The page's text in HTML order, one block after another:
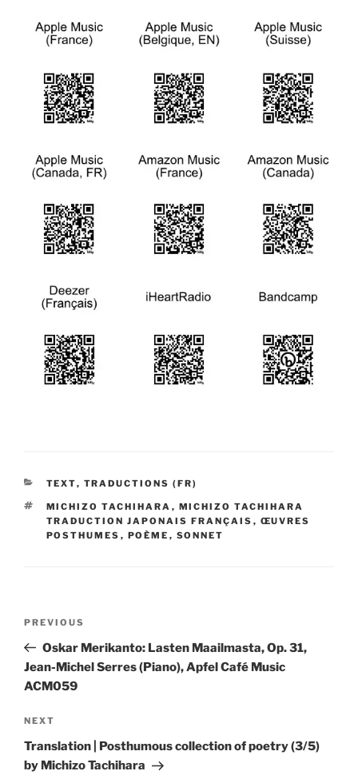
CATEGORIES
TEXT, TRADUCTIONS (FR)
TAGS
MICHIZO TACHIHARA , MICHIZO TACHIHARA
TRADUCTION JAPONAIS FRANÇAIS , ŒUVRES
POSTHUMES , POÈME , SONNET
Previous
Post
PREVIOUS
Oskar Merikanto: Lasten Maailmasta, Op. 31,
Jean-Michel Serres (Piano), Apfel Café Music
ACM059
Next
Post
NEXT
Translation | Posthumous collection of poetry (3/5)
by Michizo Tachihara